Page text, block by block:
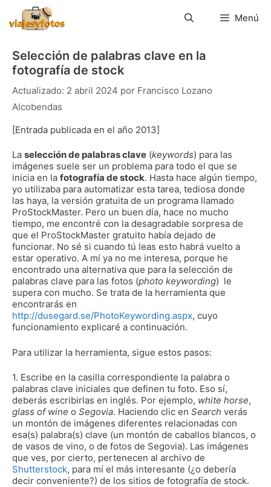
contenido
Menú
Selección de palabras clave en la
fotografía de stock
2 abril 2024 por Francisco Lozano
Alcobendas
[Entrada publicada en el año 2013]
La selección de palabras clave (keywords) para las
imágenes suele ser un problema para todo el que se
inicia en la fotografía de stock. Hasta hace algún tiempo,
yo utilizaba para automatizar esta tarea, tediosa donde
las haya, la versión gratuita de un programa llamado
ProStockMaster. Pero un buen día, hace no mucho
tiempo, me encontré con la desagradable sorpresa de
que el ProStockMaster gratuito había dejado de
funcionar. No sé si cuando tú leas esto habrá vuelto a
estar operativo. A mí ya no me interesa, porque he
encontrado una alternativa que para la selección de
palabras clave para las fotos (photo keywording) le
supera con mucho. Se trata de la herramienta que
encontrarás en
http://dusegard.se/PhotoKeywording.aspx, cuyo
funcionamiento explicaré a continuación.
Para utilizar la herramienta, sigue estos pasos:
1. Escribe en la casilla correspondiente la palabra o
palabras clave iniciales que definen tu foto. Eso sí,
deberás escribirlas en inglés. Por ejemplo, white horse,
glass of wine o Segovia. Haciendo clic en Search verás
un montón de imágenes diferentes relacionadas con
esa(s) palabra(s) clave (un montón de caballos blancos, o
de vasos de vino, o de fotos de Segovia). Las imágenes
que ves, por cierto, pertenecen al archivo de
Shutterstock, para mí el más interesante (¿o debería
decir conveniente?) de los sitios de fotografía de stock.